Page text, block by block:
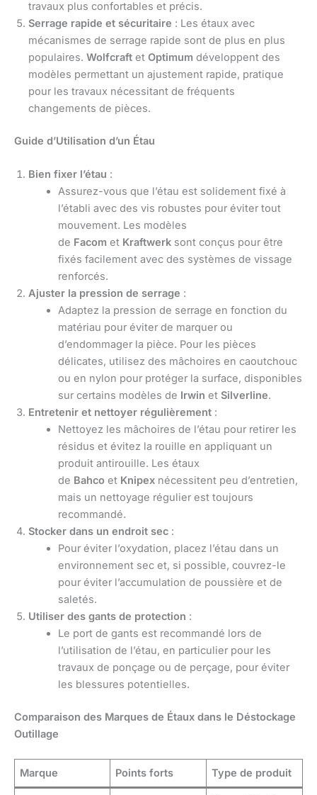
travaux plus confortables et précis.
Serrage rapide et sécuritaire : Les étaux avec
mécanismes de serrage rapide sont de plus en plus
populaires. Wolfcraft et Optimum développent des
modèles permettant un ajustement rapide, pratique
pour les travaux nécessitant de fréquents
changements de pièces.
Guide d’Utilisation d’un Étau
Bien fixer l’étau :
Assurez-vous que l’étau est solidement fixé à
l’établi avec des vis robustes pour éviter tout
mouvement. Les modèles
de Facom et Kraftwerksont conçus pour être
fixés facilement avec des systèmes de vissage
renforcés.
Ajuster la pression de serrage :
Adaptez la pression de serrage en fonction du
matériau pour éviter de marquer ou
d’endommager la pièce. Pour les pièces
délicates, utilisez des mâchoires en caoutchouc
ou en nylon pour protéger la surface, disponibles
sur certains modèles de Irwin et Silverline.
Entretenir et nettoyer régulièrement :
Nettoyez les mâchoires de l’étau pour retirer les
résidus et évitez la rouille en appliquant un
produit antirouille. Les étaux
de Bahcoet Knipexnécessitent peu d’entretien,
mais un nettoyage régulier est toujours
recommandé.
Stocker dans un endroit sec :
Pour éviter l’oxydation, placez l’étau dans un
environnement sec et, si possible, couvrez-le
pour éviter l’accumulation de poussière et de
saletés.
Utiliser des gants de protection :
Le port de gants est recommandé lors de
l’utilisation de l’étau, en particulier pour les
travaux de ponçage ou de perçage, pour éviter
les blessures potentielles.
Comparaison des Marques de Étaux dans le Déstockage
Outillage
Marque Points forts Type de produit